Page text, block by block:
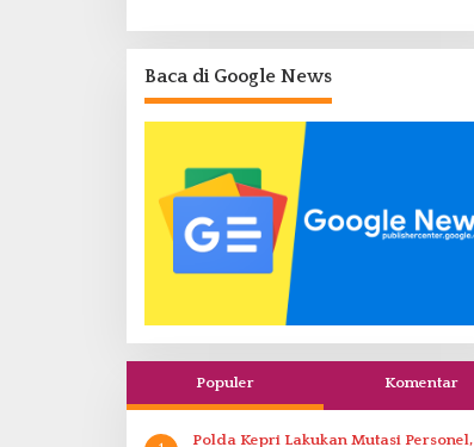
Baca di Google News
Populer Komentar
Polda Kepri Lakukan Mutasi Personel,